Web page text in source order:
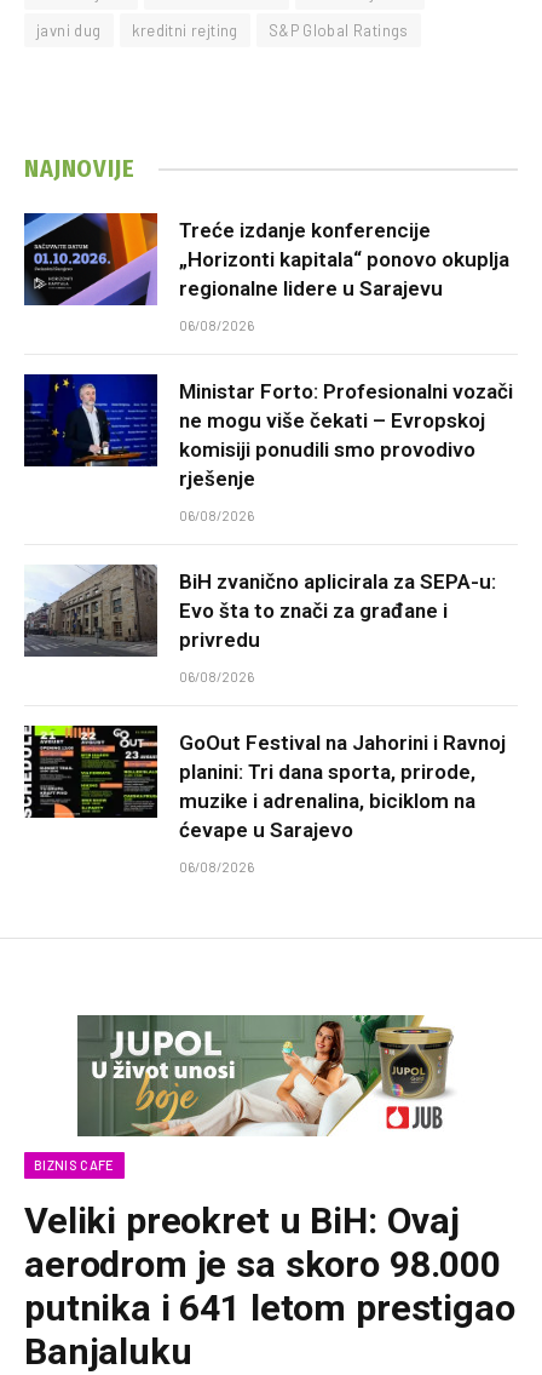
javni dug
kreditni rejting S&P Global Ratings
NAJNOVIJE
Treće izdanje konferencije
„Horizonti kapitala“ ponovo okuplja
regionalne lidere u Sarajevu
06/08/2026
Ministar Forto: Profesionalni vozači
ne mogu više čekati – Evropskoj
komisiji ponudili smo provodivo
rješenje
06/08/2026
BiH zvanično aplicirala za SEPA-u:
Evo šta to znači za građane i
privredu
06/08/2026
GoOut Festival na Jahorini i Ravnoj
planini: Tri dana sporta, prirode,
muzike i adrenalina, biciklom na
ćevape u Sarajevo
06/08/2026
BIZNIS CAFE
Veliki preokret u BiH: Ovaj
aerodrom je sa skoro 98.000
putnika i 641 letom prestigao
Banjaluku